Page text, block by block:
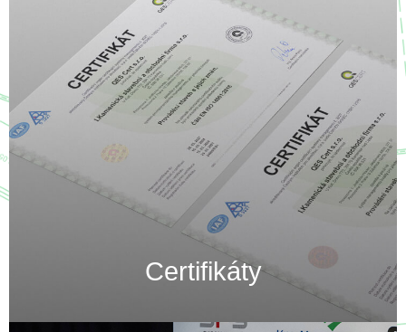
Certifikáty